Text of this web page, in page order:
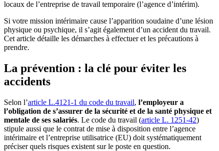
locaux de l’entreprise de travail temporaire (l’agence d’intérim).
Si votre mission intérimaire cause l’apparition soudaine d’une lésion
physique ou psychique, il s’agit également d’un accident du travail.
Cet article détaille les démarches à effectuer et les précautions à
prendre.
La prévention : la clé pour éviter les
accidents
Selon l’article L.4121-1 du code du travail, l’employeur a
l’obligation de s’assurer de la sécurité et de la santé physique et
mentale de ses salariés. Le code du travail (article L. 1251-42)
stipule aussi que le contrat de mise à disposition entre l’agence
intérimaire et l’entreprise utilisatrice (EU) doit systématiquement
préciser quels risques existent sur le poste en question.